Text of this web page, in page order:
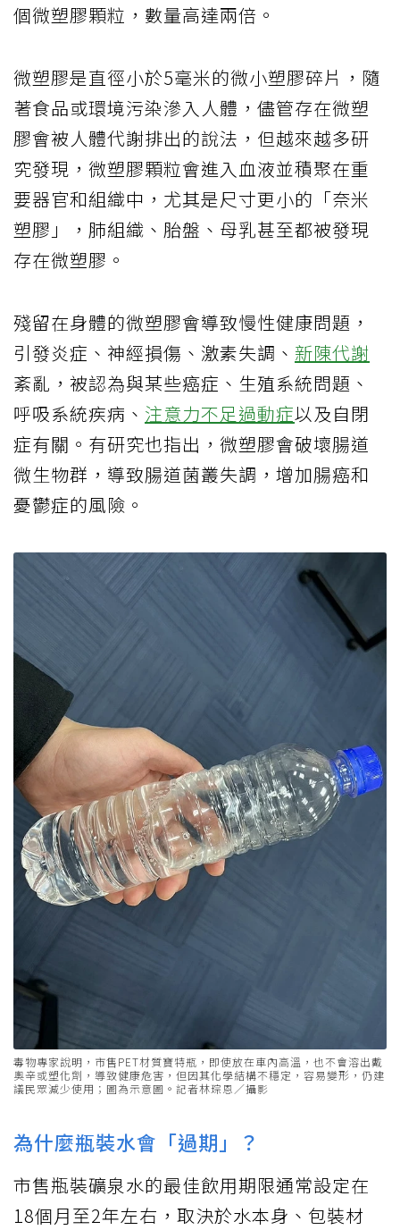
個微塑膠顆粒，數量高達兩倍。
微塑膠是直徑小於5毫米的微小塑膠碎片，隨
著食品或環境污染滲入人體，儘管存在微塑
膠會被人體代謝排出的說法，但越來越多研
究發現，微塑膠顆粒會進入血液並積聚在重
要器官和組織中，尤其是尺寸更小的「奈米
塑膠」，肺組織、胎盤、母乳甚至都被發現
存在微塑膠。
殘留在身體的微塑膠會導致慢性健康問題，
引發炎症、神經損傷、激素失調、 新陳代謝
紊亂，被認為與某些癌症、生殖系統問題、
呼吸系統疾病、 注意力不足過動症以及自閉
症有關。有研究也指出，微塑膠會破壞腸道
微生物群，導致腸道菌叢失調，增加腸癌和
憂鬱症的風險。
毒物專家說明，市售PET材質寶特瓶，即使放在車內高溫，也不會溶出戴
奧辛或塑化劑，導致健康危害，但因其化學結構不穩定，容易變形，仍建
議民眾減少使用；圖為示意圖。記者林琮恩／攝影
為什麼瓶裝水會「過期」？
市售瓶裝礦泉水的最佳飲用期限通常設定在
18個月至2年左右，取決於水本身、包裝材